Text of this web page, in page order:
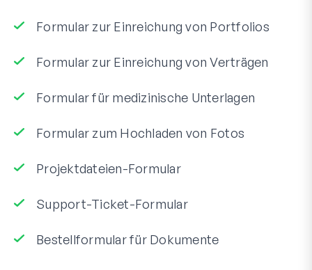
Formular zur Einreichung von Portfolios
Formular zur Einreichung von Verträgen
Formular für medizinische Unterlagen
Formular zum Hochladen von Fotos
Projektdateien-Formular
Support-Ticket-Formular
Bestellformular für Dokumente